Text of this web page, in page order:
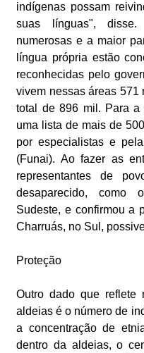
indígenas possam
suas línguas",
numerosas e a maior
língua própria estão
reconhecidas pelo
vivem nessas áreas
total de 896 mil. Para a
uma lista de mais de
por especialistas e
(Funai). Ao fazer as
representantes de
desaparecido, como
Sudeste, e confirmou a
Charruás, no Sul,
Proteção
Outro dado que reflete
aldeias é o número de
a concentração de
dentro da aldeias, o